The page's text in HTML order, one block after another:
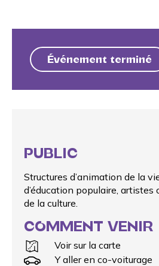
Événement terminé
PUBLIC
Structures d’animation de la
d’éducation populaire, artistes
de la culture.
COMMENT VENIR
Voir sur la carte
Y aller en co-voiturage